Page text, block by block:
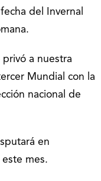
del Invernal
privó a nuestra
Mundial con la
nacional de
en
mes.